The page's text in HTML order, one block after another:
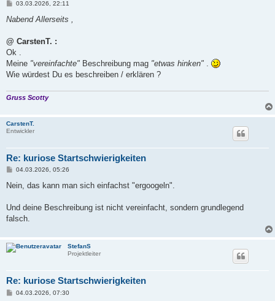
B
i
a
03.03.2026, 22:11
Nabend Allerseits ,
@ CarstenT. :
Ok .
Meine "vereinfachte" Beschreibung mag "etwas hinken"
Wie würdest Du es beschreiben / erklären ?
Gruss Scotty
CarstenT.
Entwickler
Re: kuriose Startschwierigkeiten
B
i
a
04.03.2026, 05:26
Nein, das kann man sich einfachst "ergoogeln".
Und deine Beschreibung ist nicht vereinfacht, sondern grundlegend
falsch.
StefanS
Projektleiter
Re: kuriose Startschwierigkeiten
B04.03.2026, 07:30